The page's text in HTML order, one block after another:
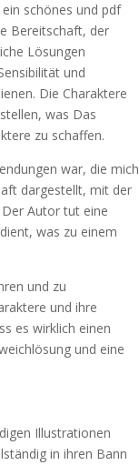
schönes und pdf
Bereitschaft, der
Lösungen
und
Die Charaktere
was Das
zu schaffen.
war, die mich
dargestellt, mit der
Autor tut eine
was zu einem
und zu
und ihre
es wirklich einen
und eine
Illustrationen
in ihren Bann